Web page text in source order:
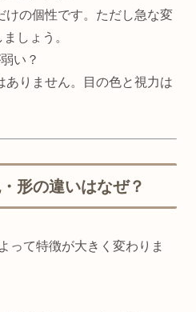
けの個性です。ただし急な変
しょう。
い？
ありません。目の色と視力は
形の違いはなぜ？
って特徴が大きく変わりま